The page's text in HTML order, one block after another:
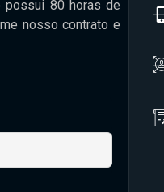
possui 80 horas de
nosso contrato e